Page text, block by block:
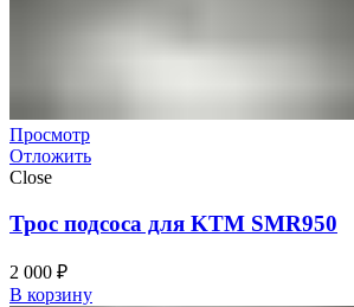
Просмотр
Отложить
Close
Трос подсоса для KTM SMR950
2 000 ₽
В корзину